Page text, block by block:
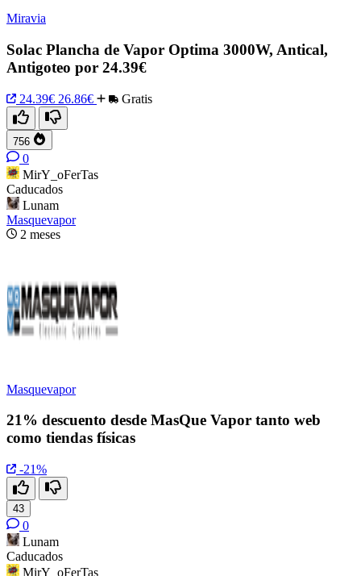
Miravia
Solac Plancha de Vapor Optima 3000W, Antical,
Antigoteo por 24.39€
24.39€ 26.86€ Gratis
756
0
MirY_oFerTas
Caducados
Lunam
Masquevapor
2 meses
Masquevapor
21% descuento desde MasQue Vapor tanto web
como tiendas físicas
-21%
43
0
Lunam
Caducados
MirY_oFerTas